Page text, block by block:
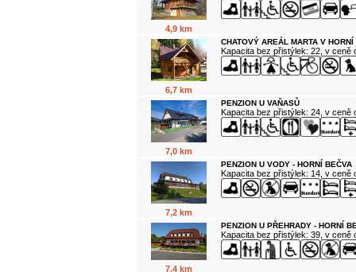
4,9 km
6,7 km
CHATOVÝ AREÁL MARTA V
Kapacita bez přistýlek: 22, v ceně
7,0 km
PENZION U VAŇASŮ
Kapacita bez přistýlek: 24, v ceně
7,2 km
PENZION U VODY - HORNÍ BEČVA
Kapacita bez přistýlek: 14, v ceně
7,4 km
PENZION U PŘEHRADY - HORNÍ
Kapacita bez přistýlek: 39, v ceně